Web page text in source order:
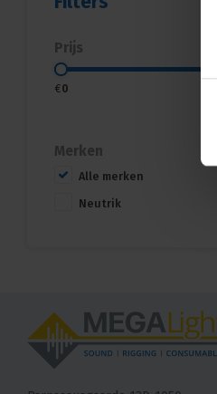
Prijs
€0
Merken
Alle merken
Neutrik